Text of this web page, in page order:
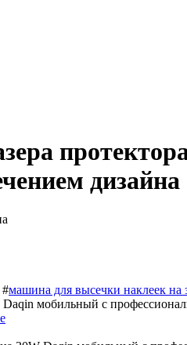
дизайна
#машина для высечки наклеек на
Daqin мобильный с